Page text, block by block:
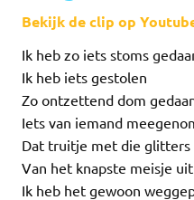
Bekijk de clip op
Ik heb zo iets stoms
Ik heb iets gestolen
Zo ontzettend dom
Iets van iemand
Dat truitje met die glitters
Van het knapste meisje
Ik heb het gewoon